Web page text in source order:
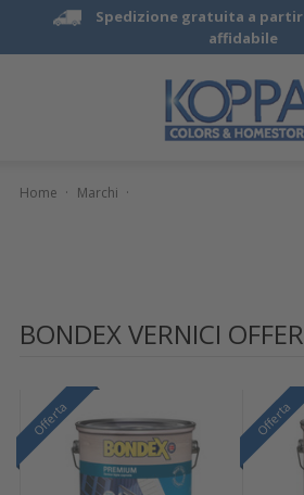
Spedizione gratuita a
affidabile
Home · Marchi ·
BONDEX VERNICI
Offerta Offerta